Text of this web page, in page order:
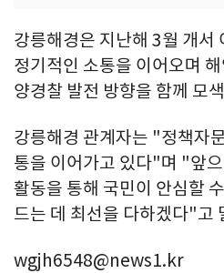
강릉해경은 지난해 3월 개서
정기적인 소통을 이어오며
양경찰 발전 방향을 함께 모
강릉해경 관계자는 "정책자
통을 이어가고 있다"며 "앞
활동을 통해 국민이 안심할
드는 데 최선을 다하겠다"고
wgjh6548@news1.kr